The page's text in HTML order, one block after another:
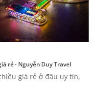
rẻ - Nguyễn Duy Travel
giá rẻ ở đâu uy tín,